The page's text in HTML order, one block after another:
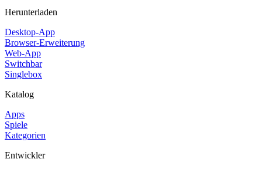
Herunterladen
Desktop-App
Browser-Erweiterung
Web-App
Switchbar
Singlebox
Katalog
Apps
Spiele
Kategorien
Entwickler